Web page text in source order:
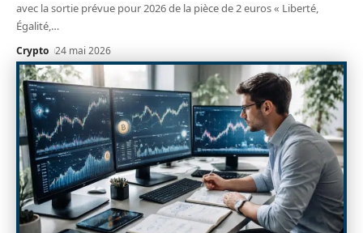
avec la sortie prévue pour 2026 de la pièce de 2 euros « Liberté,
Égalité,…
Crypto 24 mai 2026